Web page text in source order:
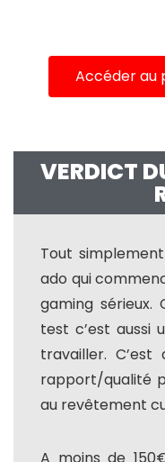
Accéder au
VERDICT
Tout
ado qui
gaming sérieux.
test c’est aussi
travailler.
rapport/qualité
au revêtement
A moins de